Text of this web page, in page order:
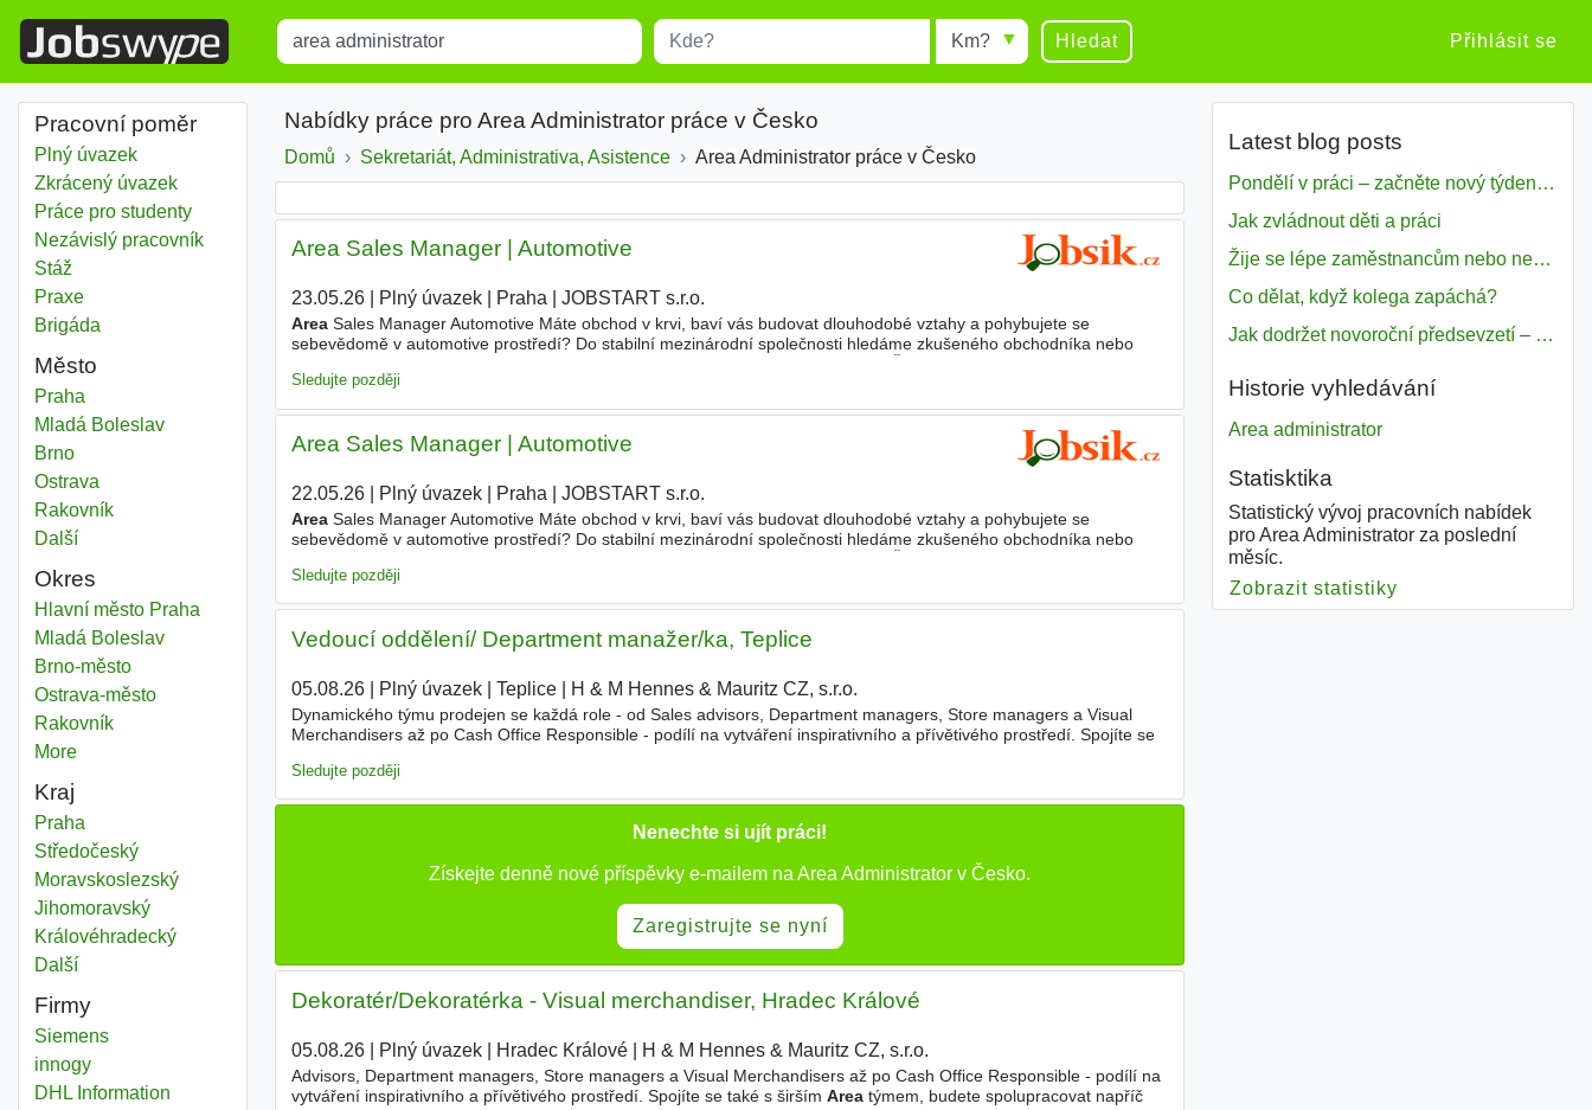
Title Místo Radius Hledat Přihlásit se
Pracovní poměr
Plný úvazek
Zkrácený úvazek
Práce pro studenty
Nezávislý pracovník
Stáž
Praxe
Brigáda
Město
Area administrator
Praha
Area administrator
Mladá Boleslav
Area administrator
Brno
Area administrator
Ostrava
Area administrator
Rakovník
Dalšíměsta
Okres
Area administrator
Hlavní město Praha
Area administrator
Mladá BoleslavOkres
Area administrator
Brno-městoOkres
Area administrator
Ostrava-městoOkres
Area administrator
RakovníkOkres
Moredistricts
Kraj
Area administrator
Praha
Area administrator
StředočeskýKraj
Area administrator
MoravskoslezskýKraj
Area administrator
JihomoravskýKraj
Area administrator
KrálovéhradeckýKraj
Dalšíkraj
Firmy
Siemens
innogy
DHL Information
Nabídky práce pro Area Administrator práce v Česko
Domů Sekretariát, Administrativa, Asistence Area Administrator práce v Česko
Area Sales Manager | Automotive
23.05.26| Plný úvazek| Praha JOBSTART s.r.o.
AreaSales Manager Automotive Máte obchod v krvi, baví vás budovat dlouhodobé vztahy a pohybujete se
sebevědomě v automotive prostředí? Do stabilní mezinárodní společnosti hledáme zkušeného obchodníka nebo
Sledujte později
Area Sales Manager | Automotive
22.05.26| Plný úvazek| Praha JOBSTART s.r.o.
AreaSales Manager Automotive Máte obchod v krvi, baví vás budovat dlouhodobé vztahy a pohybujete se
sebevědomě v automotive prostředí? Do stabilní mezinárodní společnosti hledáme zkušeného obchodníka nebo
Sledujte později
Vedoucí oddělení/ Department manažer/ka, Teplice
05.08.26| Plný úvazek| Teplice| H & M Hennes & Mauritz CZ, s.r.o.
Dynamického týmu prodejen se každá role - od Sales advisors, Department managers, Store managers a Visual
Merchandisers až po Cash Office Responsible - podílí na vytváření inspirativního a přívětivého prostředí. Spojíte se
Sledujte později
Nenechte si ujít práci!
Získejte denně nové příspěvky e-mailem na Area Administrator v Česko.
Zaregistrujte se nyní
Dekoratér/Dekoratérka - Visual merchandiser, Hradec Králové
05.08.26| Plný úvazek| Hradec Králové| H & M Hennes & Mauritz CZ, s.r.o.
Advisors, Department managers, Store managers a Visual Merchandisers až po Cash Office Responsible - podílí na
vytváření inspirativního a přívětivého prostředí. Spojíte se také s širším Areatýmem, budete spolupracovat napříč
Latest blog posts
Pondělí v práci – začněte nový týden s motivací
Jak zvládnout děti a práci
Žije se lépe zaměstnancům nebo nezavislým pracovníkům
Co dělat, když kolega zapáchá?
Jak dodržet novoroční předsevzetí – naše tipy pro dobrý začátek roku 2018
Historie vyhledávání
Area administrator
Statisktika
Statistický vývoj pracovních nabídek
pro Area Administrator za poslední
měsíc.
Zobrazit statistiky